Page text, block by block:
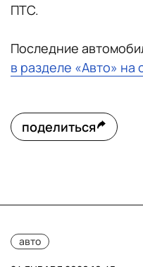
ПТС.
Последние
в разделе «Авто» на
поделиться
авто